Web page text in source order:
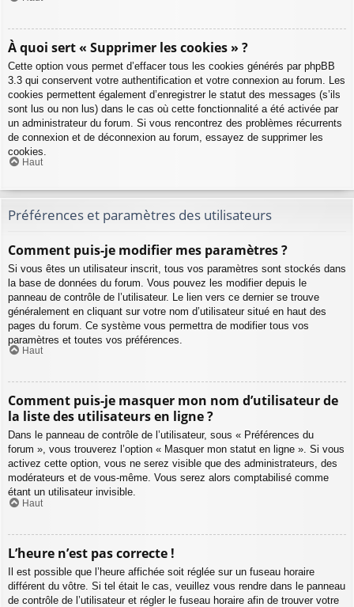
À quoi sert « Supprimer les cookies » ?
Cette option vous permet d’effacer tous les cookies générés par phpBB
3.3 qui conservent votre authentification et votre connexion au forum. Les
cookies permettent également d’enregistrer le statut des messages (s’ils
sont lus ou non lus) dans le cas où cette fonctionnalité a été activée par
un administrateur du forum. Si vous rencontrez des problèmes récurrents
de connexion et de déconnexion au forum, essayez de supprimer les
cookies.
Haut
Préférences et paramètres des utilisateurs
Comment puis-je modifier mes paramètres ?
Si vous êtes un utilisateur inscrit, tous vos paramètres sont stockés dans
la base de données du forum. Vous pouvez les modifier depuis le
panneau de contrôle de l’utilisateur. Le lien vers ce dernier se trouve
généralement en cliquant sur votre nom d’utilisateur situé en haut des
pages du forum. Ce système vous permettra de modifier tous vos
paramètres et toutes vos préférences.
Haut
Comment puis-je masquer mon nom d’utilisateur de
la liste des utilisateurs en ligne ?
Dans le panneau de contrôle de l’utilisateur, sous « Préférences du
forum », vous trouverez l’option « Masquer mon statut en ligne ». Si vous
activez cette option, vous ne serez visible que des administrateurs, des
modérateurs et de vous-même. Vous serez alors comptabilisé comme
étant un utilisateur invisible.
Haut
L’heure n’est pas correcte !
Il est possible que l’heure affichée soit réglée sur un fuseau horaire
différent du vôtre. Si tel était le cas, veuillez vous rendre dans le panneau
de contrôle de l’utilisateur et régler le fuseau horaire afin de trouver votre